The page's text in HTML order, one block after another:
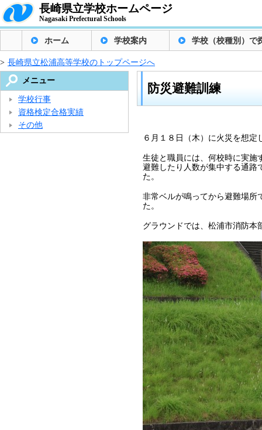
長崎県立学校ホームページ
Nagasaki Prefectural Schools
ホーム 学校案内 学校（校種別）で
> 長崎県立松浦高等学校のトップページへ
防災避難訓練
６月１８日（木）に火災を想
生徒と職員には、何校時に実施
避難したり人数が集中する通路
た。
非常ベルが鳴ってから避難場所
た。
グラウンドでは、松浦市消防本
メニュー
学校行事
資格検定合格実績
その他